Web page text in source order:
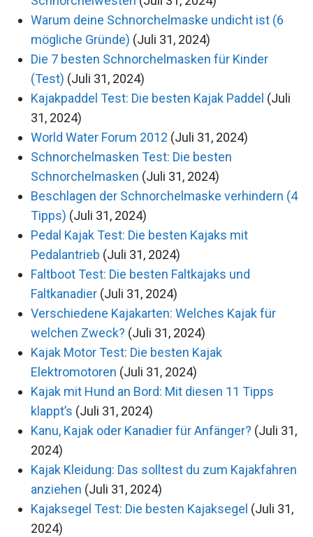
Warum deine Schnorchelmaske undicht ist (6
mögliche Gründe) (Juli 31, 2024)
Die 7 besten Schnorchelmasken für Kinder
(Test) (Juli 31, 2024)
Kajakpaddel Test: Die besten Kajak Paddel (Juli
31, 2024)
World Water Forum 2012 (Juli 31, 2024)
Schnorchelmasken Test: Die besten
Schnorchelmasken (Juli 31, 2024)
Beschlagen der Schnorchelmaske verhindern (4
Tipps) (Juli 31, 2024)
Pedal Kajak Test: Die besten Kajaks mit
Pedalantrieb (Juli 31, 2024)
Faltboot Test: Die besten Faltkajaks und
Faltkanadier (Juli 31, 2024)
Verschiedene Kajakarten: Welches Kajak für
welchen Zweck? (Juli 31, 2024)
Kajak Motor Test: Die besten Kajak
Elektromotoren (Juli 31, 2024)
Kajak mit Hund an Bord: Mit diesen 11 Tipps
klappt’s (Juli 31, 2024)
Kanu, Kajak oder Kanadier für Anfänger? (Juli 31,
2024)
Kajak Kleidung: Das solltest du zum Kajakfahren
anziehen (Juli 31, 2024)
Kajaksegel Test: Die besten Kajaksegel (Juli 31,
2024)